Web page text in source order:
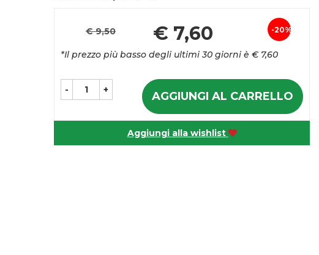
Sconto
20%
€ 9,50 € 7,60
*Il prezzo più basso degli ultimi 30 giorni è € 7,60
- + AGGIUNGI AL CARRELLO
Aggiungi alla wishlist